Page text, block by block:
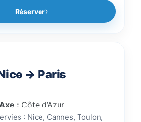
Réserver
→ Paris
Axe : Côte d’Azur
: Nice, Cannes, Toulon,